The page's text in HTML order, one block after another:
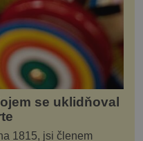
se uklidňoval
1815, jsi členem